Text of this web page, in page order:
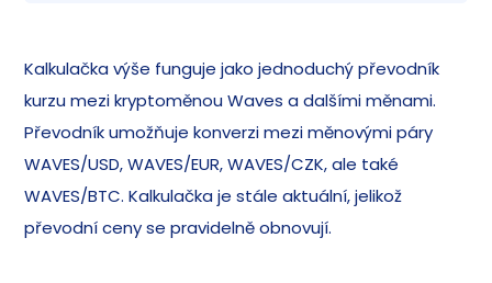
Kalkulačka výše funguje jako jednoduchý převodník
kurzu mezi kryptoměnou Waves a dalšími měnami.
Převodník umožňuje konverzi mezi měnovými páry
WAVES/USD, WAVES/EUR, WAVES/CZK, ale také
WAVES/BTC. Kalkulačka je stále aktuální, jelikož
převodní ceny se pravidelně obnovují.